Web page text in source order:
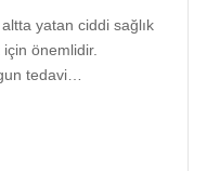
altta yatan ciddi sağlık
önemlidir.
tedavi…